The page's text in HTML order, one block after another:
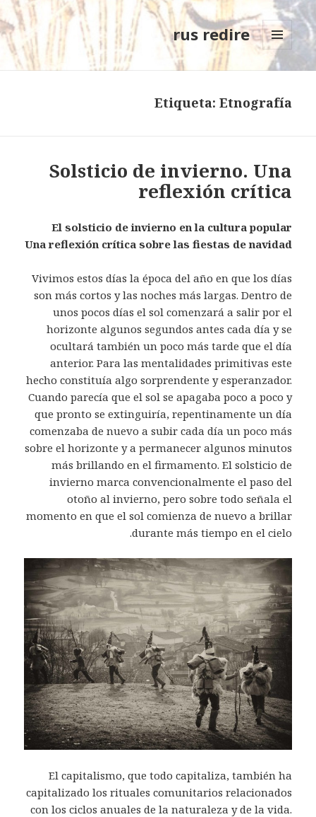
rus redire
MENÚ
Y
Etiqueta: Etnografía
Solsticio de invierno. Una
reflexión crítica
El solsticio de invierno en la cultura popular
Una reflexión crítica sobre las fiestas de navidad
Vivimos estos días la época del año en que los días
son más cortos y las noches más largas. Dentro de
unos pocos días el sol comenzará a salir por el
horizonte algunos segundos antes cada día y se
ocultará también un poco más tarde que el día
anterior. Para las mentalidades primitivas este
hecho constituía algo sorprendente y esperanzador.
Cuando parecía que el sol se apagaba poco a poco y
que pronto se extinguiría, repentinamente un día
comenzaba de nuevo a subir cada día un poco más
sobre el horizonte y a permanecer algunos minutos
más brillando en el firmamento. El solsticio de
invierno marca convencionalmente el paso del
otoño al invierno, pero sobre todo señala el
momento en que el sol comienza de nuevo a brillar
durante más tiempo en el cielo.
El capitalismo, que todo capitaliza, también ha
capitalizado los rituales comunitarios relacionados
con los ciclos anuales de la naturaleza y de la vida.